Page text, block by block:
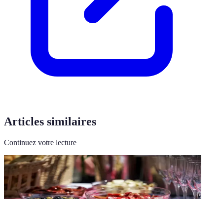
Articles similaires
Continuez votre lecture